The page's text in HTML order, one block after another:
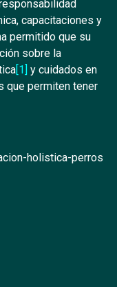
capacitaciones y
permitido que su
sobre la
[1] y cuidados en
que permiten tener
holistica-perros